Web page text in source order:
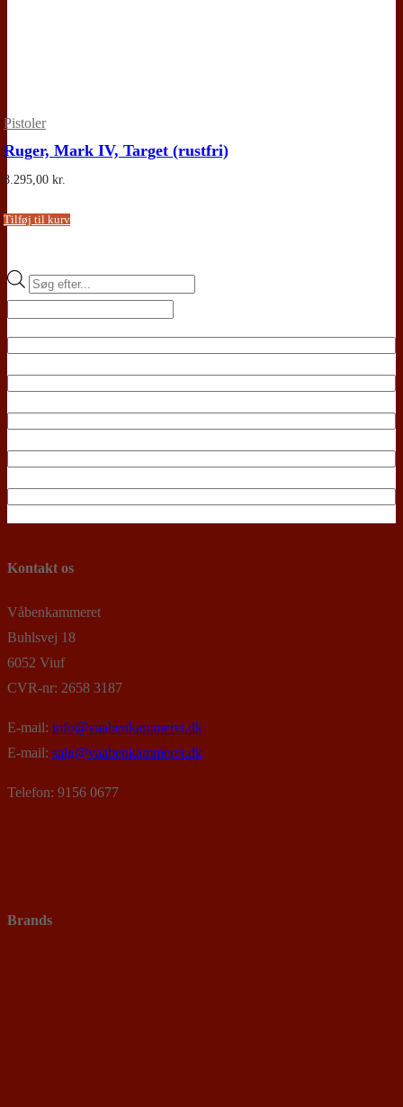
Pistoler
Ruger, Mark IV, Target (rustfri)
8.295,00 kr.
Tilføj til kurv
Products
Kontakt os
Våbenkammeret
Buhlsvej 18
6052 Viuf
CVR-nr: 2658 3187
E-mail: info@vaabenkammeret.dk
E-mail: salg@vaabenkammeret.dk
Telefon: 9156 0677
Brands